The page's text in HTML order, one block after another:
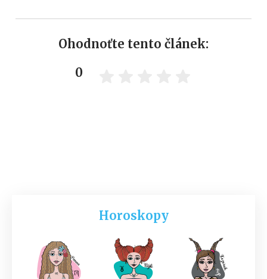
Ohodnoťte tento článek:
0
Horoskopy